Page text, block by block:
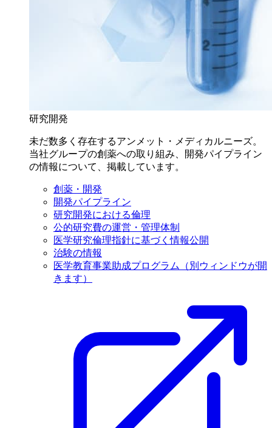
研究開発
未だ数多く存在するアンメット・メディカルニーズ。
当社グループの創薬への取り組み、開発パイプライン
の情報について、掲載しています。
創薬・開発
開発パイプライン
研究開発における倫理
公的研究費の運営・管理体制
医学研究倫理指針に基づく情報公開
治験の情報
医学教育事業助成プログラム
（別ウィンドウが開
きます）